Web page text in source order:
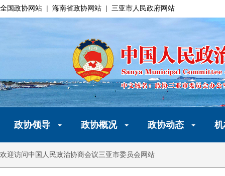
全国政协网站 | 海南省政协网站 | 三亚市人民政府网站
政协领导 政协概况 政协动态
欢迎访问中国人民政治协商会议三亚市委员会网站